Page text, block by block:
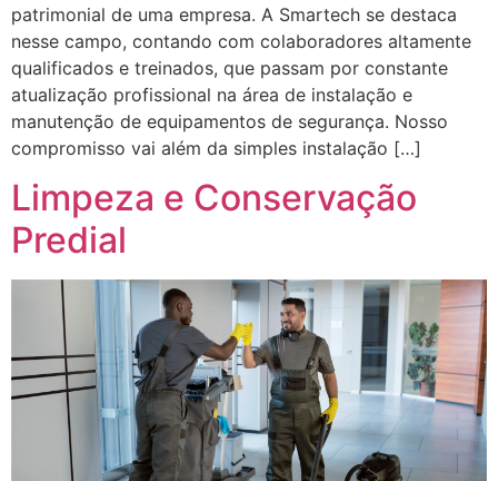
patrimonial de uma empresa. A Smartech se destaca
nesse campo, contando com colaboradores altamente
qualificados e treinados, que passam por constante
atualização profissional na área de instalação e
manutenção de equipamentos de segurança. Nosso
compromisso vai além da simples instalação […]
Limpeza e Conservação
Predial